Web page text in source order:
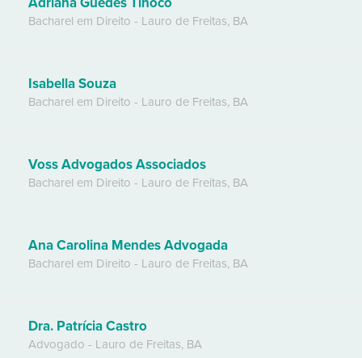
Bacharel em Direito - Lauro de Freitas, BA
Isabella Souza
Bacharel em Direito - Lauro de Freitas, BA
Voss Advogados Associados
Bacharel em Direito - Lauro de Freitas, BA
Ana Carolina Mendes Advogada
Bacharel em Direito - Lauro de Freitas, BA
Dra. Patrícia Castro
Advogado - Lauro de Freitas, BA